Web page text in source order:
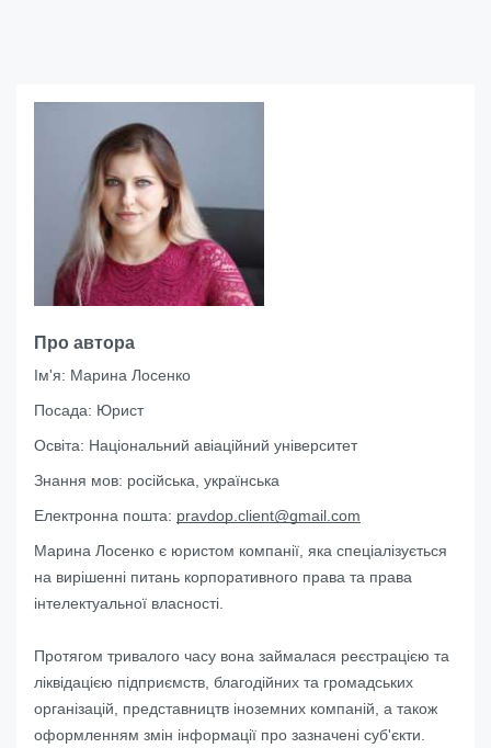
Про автора
Ім'я: Марина Лосенко
Посада: Юрист
Освіта: Національний авіаційний університет
Знання мов: російська, українська
Електронна пошта: pravdop.client@gmail.com
Марина Лосенко є юристом компанії, яка спеціалізується
на вирішенні питань корпоративного права та права
інтелектуальної власності.
Протягом тривалого часу вона займалася реєстрацією та
ліквідацією підприємств, благодійних та громадських
організацій, представництв іноземних компаній, а також
оформленням змін інформації про зазначені суб'єкти.